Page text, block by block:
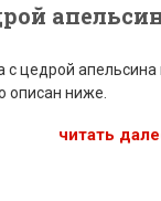
с цедрой апельсина
описан ниже.
читать